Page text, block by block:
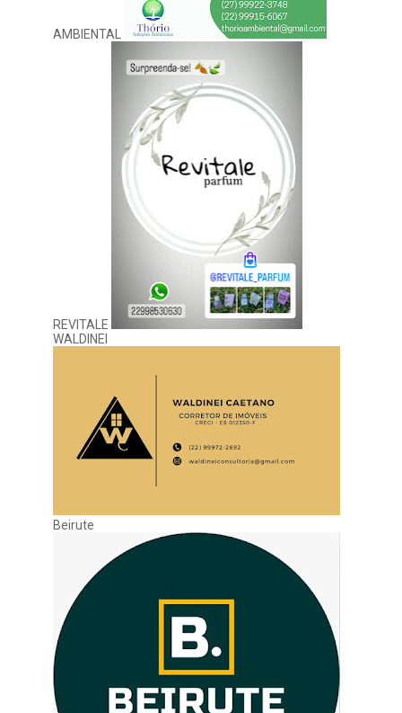
AMBIENTAL
REVITALE
WALDINEI
Beirute